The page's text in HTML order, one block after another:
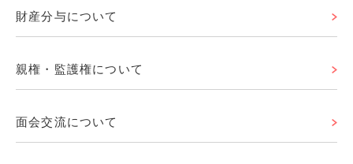
財産分与について
親権・監護権について
面会交流について